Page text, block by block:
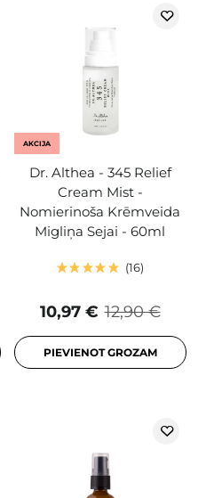
AKCIJA
Dr. Althea - 345 Relief
Cream Mist -
Nomierinoša Krēmveida
Migliņa Sejai - 60ml
16
12,90 €
10,97 €
PIEVIENOT GROZAM